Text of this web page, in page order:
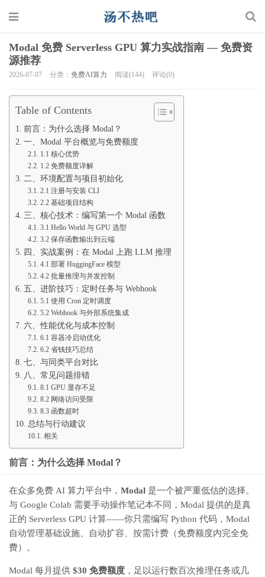
Modal 免费 Serverless GPU 算力实战指南 — 免费资
源推荐
2026-07-07 分类： 免费AI算力 阅读(144) 评论(0)
Table of Contents
前言：为什么选择 Modal？
一、Modal 平台概览与免费额度
1.1 核心优势
1.2 免费额度详解
二、环境配置与项目初始化
2.1 注册与安装 CLI
2.2 基础项目结构
三、核心技术：编写第一个 Modal 函数
3.1 Hello World 与 GPU 选型
3.2 保存函数输出到云端
四、实战案例：在 Modal 上跑 LLM 推理
4.1 部署 HuggingFace 模型
4.2 批量推理与并发控制
五、进阶技巧：定时任务与 Webhook
5.1 使用 Cron 定时调度
5.2 Webhook 与外部系统集成
六、性能优化与成本控制
6.1 容器冷启动优化
6.2 省钱技巧总结
七、与同类平台对比
八、常见问题排错
8.1 GPU 显存不足
8.2 网络访问受限
8.3 函数超时
总结与行动建议
相关
前言：为什么选择 Modal？
在众多免费 AI 算力平台中， Modal 是一个被严重低估的选择。
与 Google Colab 需要手动操作笔记本不同，Modal 提供的是真
正的 Serverless GPU 计算——你只需编写 Python 代码，Modal
自动管理基础设施、自动扩容、按需计费（免费额度内完全免
费）。
Modal 每月提供 $30 免费额度 ，足以运行数百次推理任务或几